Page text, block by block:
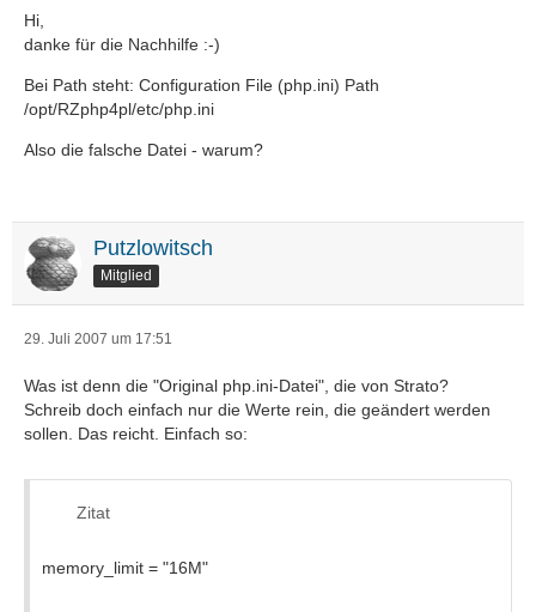
Hi,
danke für die Nachhilfe :-)
Bei Path steht: Configuration File (php.ini) Path
/opt/RZphp4pl/etc/php.ini
Also die falsche Datei - warum?
Putzlowitsch
Mitglied
29. Juli 2007 um 17:51
Was ist denn die "Original php.ini-Datei", die von Strato?
Schreib doch einfach nur die Werte rein, die geändert werden
sollen. Das reicht. Einfach so:
Zitat
memory_limit = "16M"